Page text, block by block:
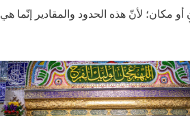
مكان؛ لأنّ هذه الحدود والمقادير إنّما هي